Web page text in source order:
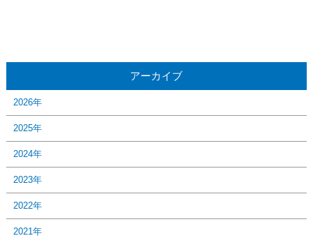
アーカイブ
2026年
2025年
2024年
2023年
2022年
2021年